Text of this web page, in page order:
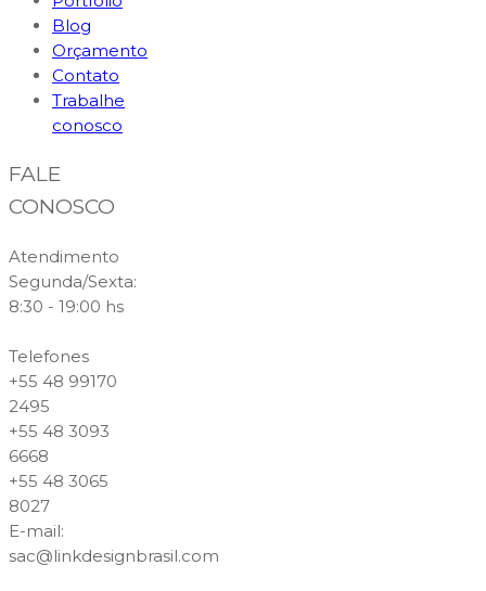
Blog
Orçamento
Contato
Trabalhe
conosco
FALE
CONOSCO
Atendimento
Segunda/Sexta:
8:30 - 19:00 hs
Telefones
+55 48 99170
2495
+55 48 3093
6668
+55 48 3065
8027
E-mail:
sac@linkdesignbrasil.com